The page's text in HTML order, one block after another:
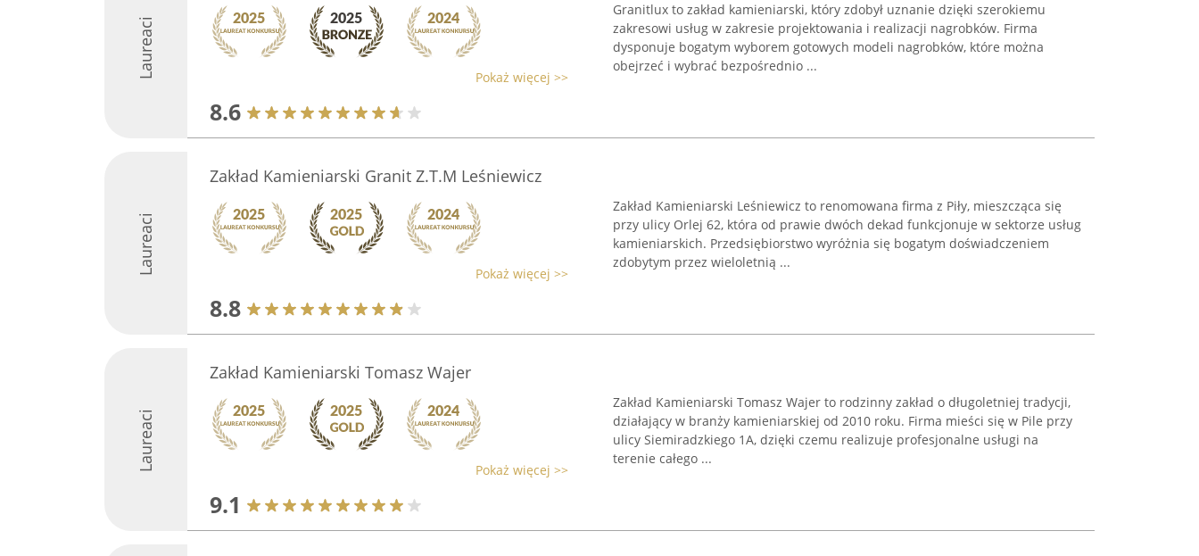
Laureaci Pokaż więcej >>
8.6
Granitlux to zakład kamieniarski, który zdobył uznanie dzięki szerokiemu
zakresowi usług w zakresie projektowania i realizacji nagrobków. Firma
dysponuje bogatym wyborem gotowych modeli nagrobków, które można
obejrzeć i wybrać bezpośrednio ...
Laureaci
Zakład Kamieniarski Granit Z.T.M Leśniewicz
Pokaż więcej >>
8.8
Zakład Kamieniarski Leśniewicz to renomowana firma z Piły, mieszcząca się
przy ulicy Orlej 62, która od prawie dwóch dekad funkcjonuje w sektorze usług
kamieniarskich. Przedsiębiorstwo wyróżnia się bogatym doświadczeniem
zdobytym przez wieloletnią ...
Laureaci
Zakład Kamieniarski Tomasz Wajer
Pokaż więcej >>
9.1
Zakład Kamieniarski Tomasz Wajer to rodzinny zakład o długoletniej tradycji,
działający w branży kamieniarskiej od 2010 roku. Firma mieści się w Pile przy
ulicy Siemiradzkiego 1A, dzięki czemu realizuje profesjonalne usługi na
terenie całego ...